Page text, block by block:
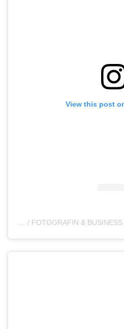
View this post
A POST SHARED BY A L I N A A T Z L E R / FOTOGRAFIN & BUSINESS COACH (@ALINAATZLER)